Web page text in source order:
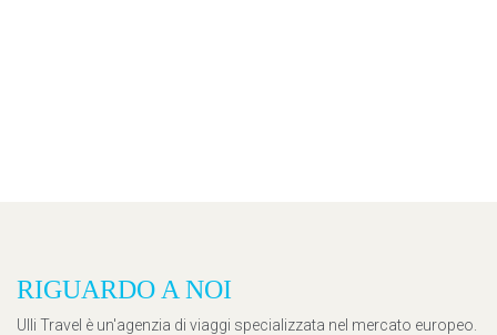
RIGUARDO A NOI
Ulli Travel è un'agenzia di viaggi specializzata nel mercato europeo.